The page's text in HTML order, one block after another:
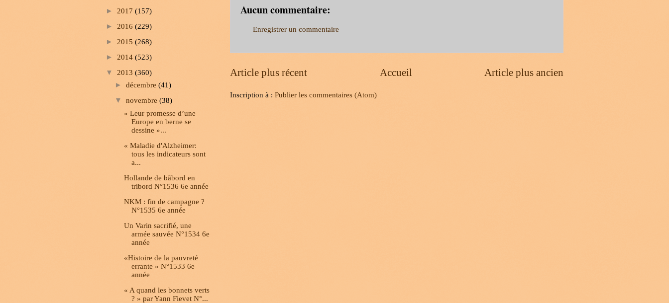
Aucun commentaire:
Enregistrer un commentaire
Article plus récent Article plus ancien
Accueil
Inscription à : Publier les commentaires (Atom)
► 2017 (157)
► 2016 (229)
► 2015 (268)
► 2014 (523)
▼ 2013 (360)
► décembre (41)
▼ novembre (38)
« Leur promesse d’une
Europe en berne se
dessine »...
« Maladie d'Alzheimer:
tous les indicateurs sont
a...
Hollande de bâbord en
tribord N°1536 6e année
NKM : fin de campagne ?
N°1535 6e année
Un Varin sacrifié, une
armée sauvée N°1534 6e
année
«Histoire de la pauvreté
errante » N°1533 6e
année
« A quand les bonnets verts
? » par Yann Fievet N°...